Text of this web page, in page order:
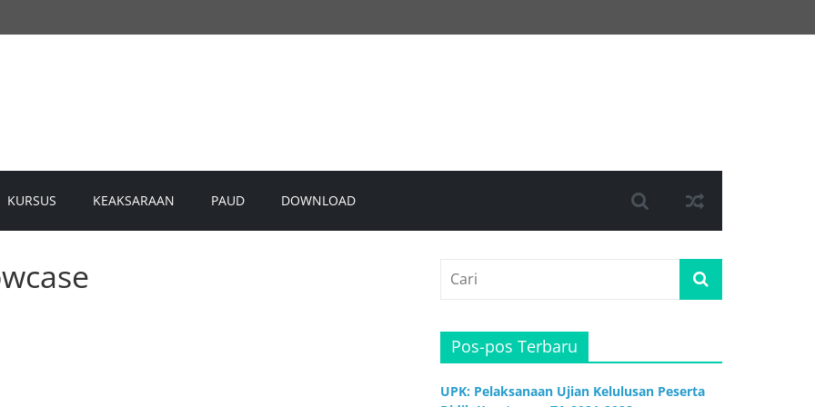
KURSUS KEAKSARAAN PAUD DOWNLOAD
Pos-pos Terbaru
UPK: Pelaksanaan Ujian Kelulusan Peserta